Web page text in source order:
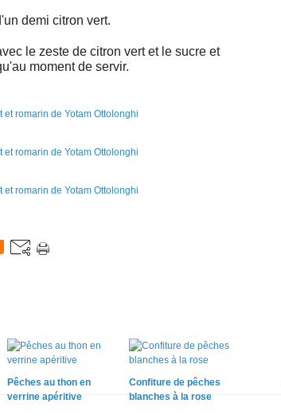
demi citron vert.
le zeste de citron vert et le sucre et
moment de servir.
Pêches au thon en
verrine apéritive
Confiture de pêches
blanches à la rose